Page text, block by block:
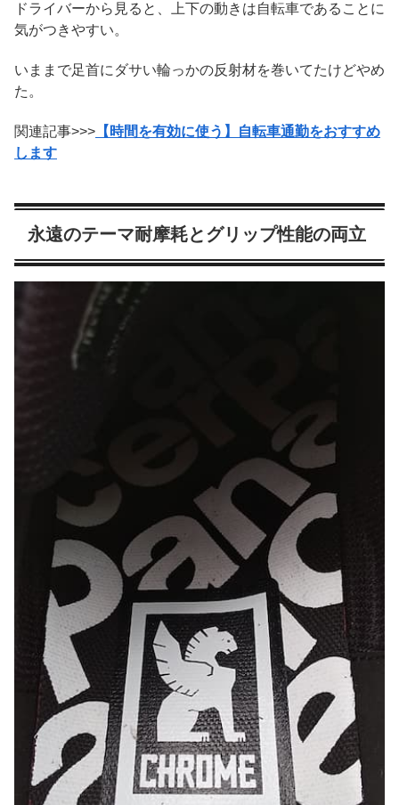
ドライバーから見ると、上下の動きは自転車であることに
気がつきやすい。
いままで足首にダサい輪っかの反射材を巻いてたけどやめ
た。
関連記事>>> 【時間を有効に使う】自転車通勤をおすすめ
します
永遠のテーマ耐摩耗とグリップ性能の両立